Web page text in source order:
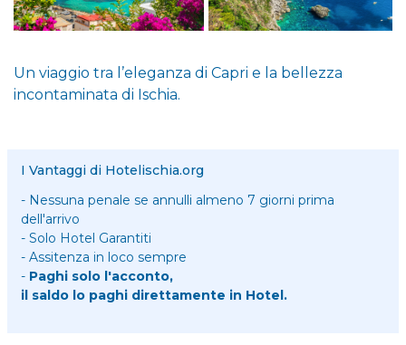
Un viaggio tra l’eleganza di Capri e la bellezza
incontaminata di Ischia.
I Vantaggi di Hotelischia.org
- Nessuna penale se annulli almeno 7 giorni prima
dell'arrivo
- Solo Hotel Garantiti
- Assitenza in loco sempre
- Paghi solo l'acconto,
il saldo lo paghi direttamente in Hotel.